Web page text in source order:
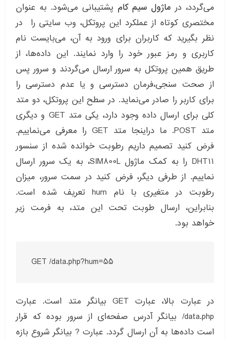
می‌گردد، در ماژول سیم کام پشتیبانی می‌شود. به عنوان
مختصری کوتاه از عملکرد این پروتکل، وب سایتی را در
نظر بگیرید که کاربران برای ورود به آن، می‌بایست نام
کاربری و رمز عبور خود را وارد نمایند. این داده‌ها، از
طریق همین پروتکل به سرور ارسال می‌گردند و سرور پس
از صحت سنجی،فرمان دسترسی و یا عدم دسترسی را
برای کاربر را صادر می‌نماید. در سطح این پروتکل، دو متد
کلی برای ارسال داده وجود دارد، یکی متد GET و دیگری
متد POST. ما دراینجا متد GET را معرفی می‌نماییم.
فرض کنید تصمیم داریم رطوبت خوانده شده از سنسور
DHT11 را به کمک ماژول SIM800L، به یک سرور ارسال
نماییم. از طرفی دیگر، فرض کنید در سمت سرور، میزان
رطوبت در متغیری با نام hum تعریف شده است.
بنابراین، ارسال طوبت تحت این متد، به فرمت زیر
خواهد بود.
GET /data.php?hum=55
در عبارت بالا، عبارت GET بیانگر متد است. عبارت
data.php/ بیانگر آدرس صفحه‌ای از سرور بوده که قرار
است داده‌ها به آن ارسال گردد. عبارت ? بیانگر شروع بازه